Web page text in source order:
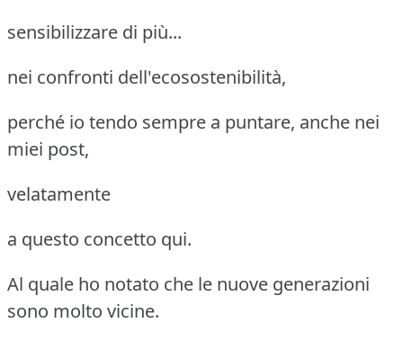
sensibilizzare di più...
nei confronti dell'ecosostenibilità,
perché io tendo sempre a puntare, anche nei
miei post,
velatamente
a questo concetto qui.
Al quale ho notato che le nuove generazioni
sono molto vicine.